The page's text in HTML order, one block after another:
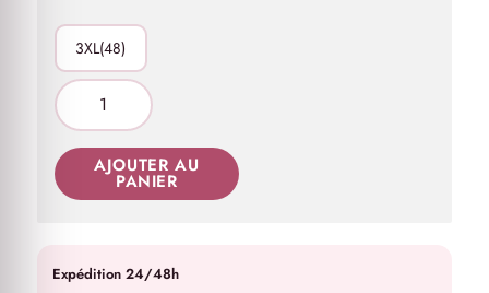
3XL(48)
AJOUTER AU
PANIER
Expédition 24/48h